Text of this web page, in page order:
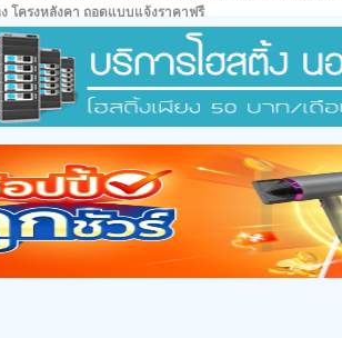
โครงหลังคา ถอดแบบแจ้งราคาฟรี